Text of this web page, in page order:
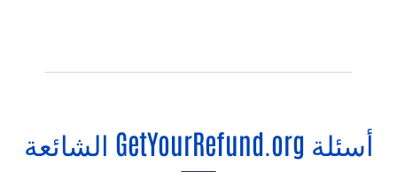
أسئلة GetYourRefund.org الشائعة